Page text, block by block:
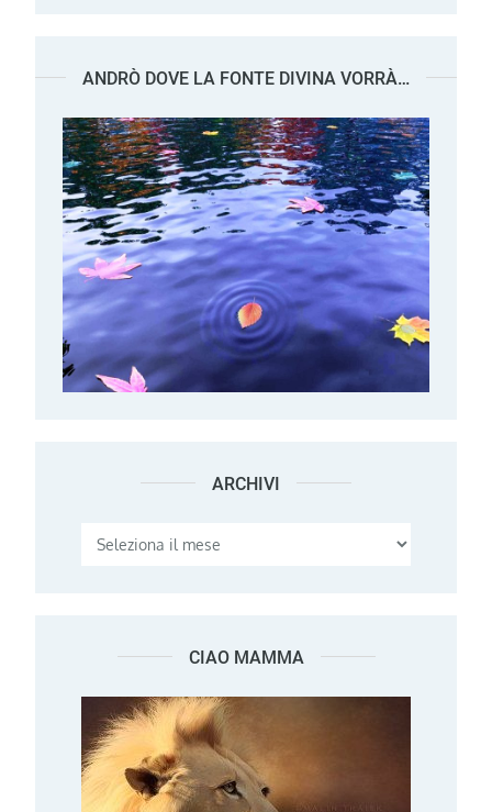
ANDRÒ DOVE LA FONTE DIVINA VORRÀ…
ARCHIVI Archivi
CIAO MAMMA